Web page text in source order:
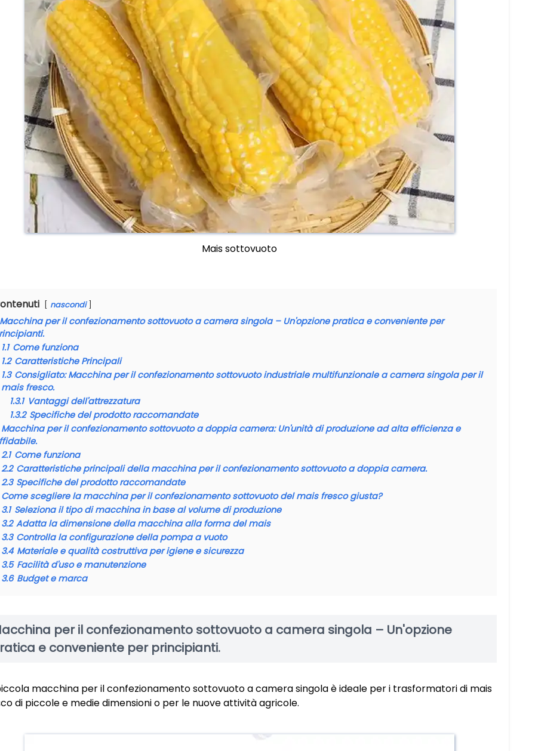
Mais sottovuoto
nascondi
Macchina per il confezionamento sottovuoto a camera singola – Un'opzione pratica e conveniente per
1.1 Come funziona
1.2 Caratteristiche Principali
1.3 Consigliato: Macchina per il confezionamento sottovuoto industriale multifunzionale a camera singola per il
mais fresco.
1.3.1 Vantaggi dell'attrezzatura
1.3.2 Specifiche del prodotto raccomandate
Macchina per il confezionamento sottovuoto a doppia camera: Un'unità di produzione ad alta efficienza e
2.1 Come funziona
2.2 Caratteristiche principali della macchina per il confezionamento sottovuoto a doppia camera.
2.3 Specifiche del prodotto raccomandate
Come scegliere la macchina per il confezionamento sottovuoto del mais fresco giusta?
3.1 Seleziona il tipo di macchina in base al volume di produzione
3.2 Adatta la dimensione della macchina alla forma del mais
3.3 Controlla la configurazione della pompa a vuoto
3.4 Materiale e qualità costruttiva per igiene e sicurezza
3.5 Facilità d'uso e manutenzione
3.6 Budget e marca
per il confezionamento sottovuoto a camera singola – Un'opzione
e conveniente per principianti.
macchina per il confezionamento sottovuoto a camera singola è ideale per i trasformatori di mais
di piccole e medie dimensioni o per le nuove attività agricole.